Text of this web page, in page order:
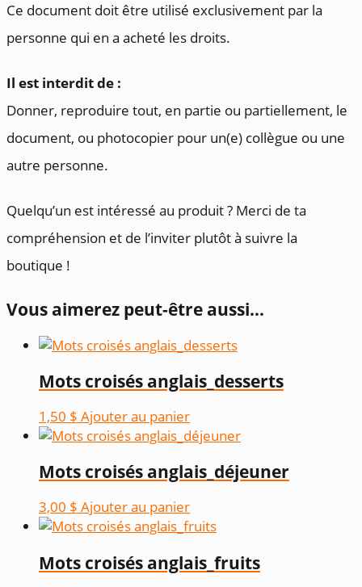
Ce document doit être utilisé exclusivement par la
personne qui en a acheté les droits.
Il est interdit de :
Donner, reproduire tout, en partie ou partiellement, le
document, ou photocopier pour un(e) collègue ou une
autre personne.
Quelqu’un est intéressé au produit ? Merci de ta
compréhension et de l’inviter plutôt à suivre la
boutique !
Vous aimerez peut-être aussi…
Mots croisés anglais_desserts
1,50 $ Ajouter au panier
Mots croisés anglais_déjeuner
3,00 $ Ajouter au panier
Mots croisés anglais_fruits